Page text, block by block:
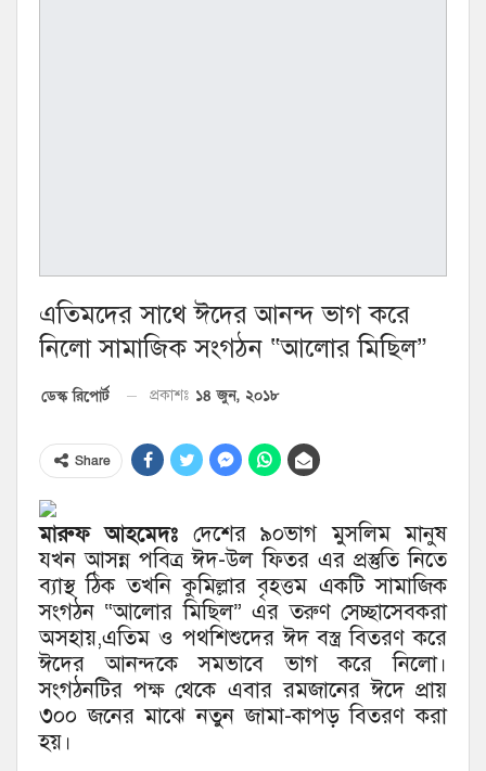
এতিমদের সাথে ঈদের আনন্দ ভাগ করে
নিলো সামাজিক সংগঠন “আলোর মিছিল”
ডেস্ক রিপোর্ট প্রকাশঃ ১৪ জুন, ২০১৮
Share
মারুফ আহমেদঃ দেশের ৯০ভাগ মুসলিম মানুষ
যখন আসন্ন পবিত্র ঈদ-উল ফিতর এর প্রস্তুতি নিতে
ব্যাস্থ ঠিক তখনি কুমিল্লার বৃহত্তম একটি সামাজিক
সংগঠন “আলোর মিছিল” এর তরুণ সেচ্ছাসেবকরা
অসহায়,এতিম ও পথশিশুদের ঈদ বস্ত্র বিতরণ করে
ঈদের আনন্দকে সমভাবে ভাগ করে নিলো।
সংগঠনটির পক্ষ থেকে এবার রমজানের ঈদে প্রায়
৩০০ জনের মাঝে নতুন জামা-কাপড় বিতরণ করা
হয়।